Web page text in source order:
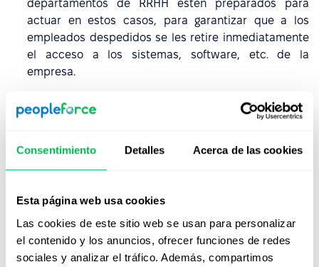
Consentimiento Detalles Acerca de las cookies
Esta página web usa cookies
Las cookies de este sitio web se usan para personalizar
el contenido y los anuncios, ofrecer funciones de redes
sociales y analizar el tráfico. Además, compartimos
departamentos de RRHH estén preparados para
actuar en estos casos, para garantizar que a los
empleados despedidos se les retire inmediatamente
el acceso a los sistemas, software, etc. de la
empresa.
Pérdida de oportunidades:
Este problema funciona
de dos formas. Si un empleado incumple
reputación puede sufrir un daño incalculable y sus
oportunidades laborales se verán limitadas. En
confidencialidad, su reputación entre los clientes y
otras partes interesadas disminuirá, lo que supone
una amenaza para su prosperidad.